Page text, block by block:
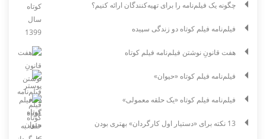
چگونه یک فیلم‌نامه را برای تهیه‌کنندگان ارائه کنیم؟
فیلم‌نامه فیلم کوتاه دو زندگی سپیده
هفت قانونِ نوشتن فیلم‌نامه فیلم کوتاه
فیلم‌نامه فیلم کوتاه «حیوان»
فیلم‌نامه فیلم کوتاه «یک حلقه معمولی»
13 نکته برای «دستیار اول کارگردان» بهتری بودن